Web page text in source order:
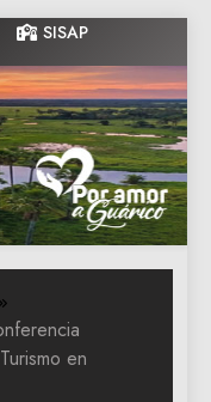
SISAP
de Guarico
en